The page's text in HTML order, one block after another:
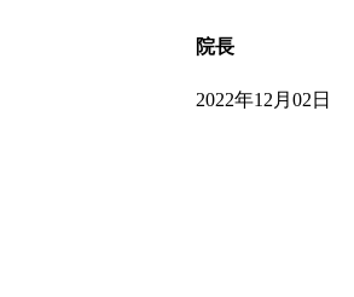
院長
2022年12月02日